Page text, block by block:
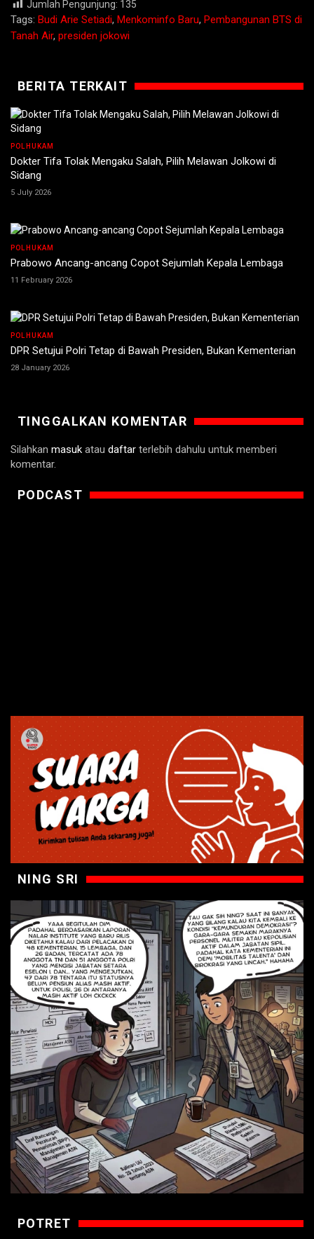
Jumlah Pengunjung: 135
Tags: Budi Arie Setiadi, Menkominfo Baru, Pembangunan BTS di
Tanah Air, presiden jokowi
BERITA TERKAIT
POLHUKAM
Dokter Tifa Tolak Mengaku Salah, Pilih Melawan Jolkowi di
Sidang
5 July 2026
POLHUKAM
Prabowo Ancang-ancang Copot Sejumlah Kepala Lembaga
11 February 2026
POLHUKAM
DPR Setujui Polri Tetap di Bawah Presiden, Bukan Kementerian
28 January 2026
TINGGALKAN KOMENTAR
Silahkan masuk atau daftar terlebih dahulu untuk memberi
komentar.
PODCAST
NING SRI
POTRET